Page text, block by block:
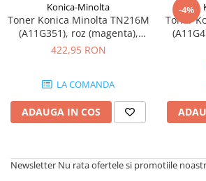
Konica-Minolta
Toner Konica Minolta TN216M
(A11G351), roz (magenta),
original, 26.000 pagini
422,95 RON
LA COMANDA
ADAUGA IN COS
-4%
Toner
Newsletter Nu rata ofertele si promotiile